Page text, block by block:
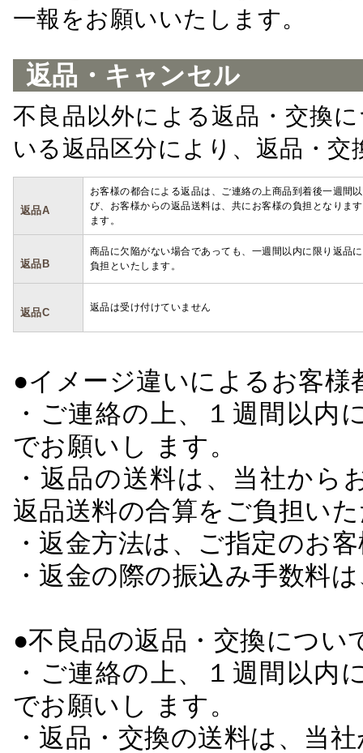
一報をお願いいたします。
返品・キャンセル
不良品以外による返品・交換
いる返品区分により、返品・
返品A
お客様の都合による返品は、ご連絡の上商品到着後一週間
び、お客様からの返品送料は、共にお客様の負担となりま
ます。
返品B
商品に欠陥がない場合であっても、一週間以内に限り返品
負担といたします。
返品C 返品は受け付けていません
●イメージ違いによるお客
・ご連絡の上、１週間以
でお願いし ます。
・返品の送料は、当社か
返品送料の合算をご負担い
・返金方法は、ご指定のお
・返金の際の振込み手数料
●不良品の返品・交換につい
・ご連絡の上、１週間以
でお願いし ます。
・返品・交換の送料は、当